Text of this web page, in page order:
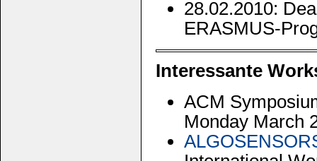
28.02.2010:
ERASMUS-
Interessante
ACM
Monday March